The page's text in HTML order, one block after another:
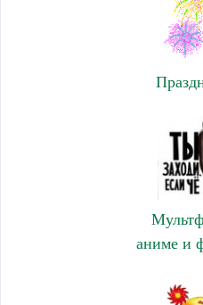
аниме и